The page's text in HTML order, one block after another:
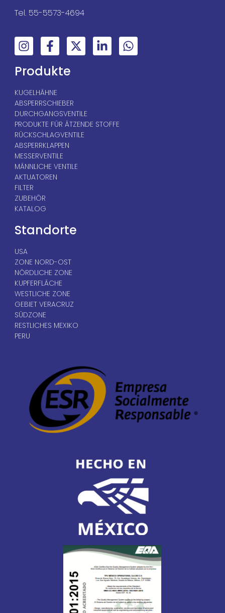
Tel. 55-5573-4694
Produkte
KUGELHÄHNE
ABSPERRSCHIEBER
DURCHGANGSVENTILE
PRODUKTE FÜR ÄTZENDE STOFFE
RÜCKSCHLAGVENTILE
ABSPERRKLAPPEN
MESSERVENTILE
MÄNNLICHE VENTILE
AKTUATOREN
FILTER
ZUBEHÖR
KATALOG
Standorte
USA
ZONE NORD-OST
NÖRDLICHE ZONE
KUPFERFLÄCHE
WESTLICHE ZONE
GEBIET VERACRUZ
SÜDZONE
RESTLICHES MEXIKO
PERU